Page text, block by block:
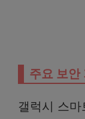
주요 보안
갤럭시 스